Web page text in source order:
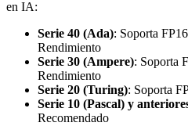
en IA:
Serie 40 (Ada): Soporta
Rendimiento
Serie 30 (Ampere): Soporta
Rendimiento
Serie 20 (Turing): Soporta
Serie 10 (Pascal) y
Recomendado